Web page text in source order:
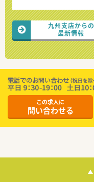
九州支店からの
最新情報
この求人に
問い合わせる